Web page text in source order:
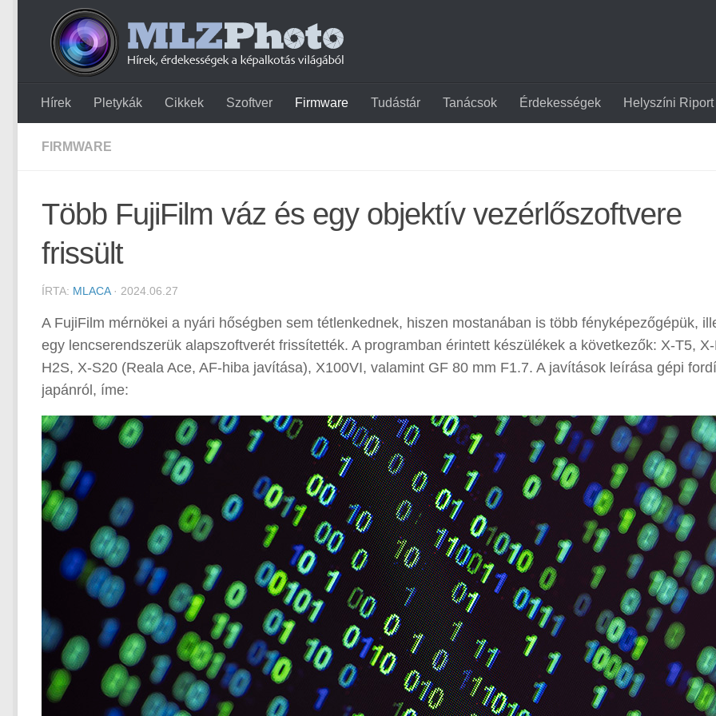
Hírek Pletykák Cikkek Szoftver Firmware Tudástár Tanácsok Érdekességek Helyszíni Riport
FIRMWARE
Több FujiFilm váz és egy objektív vezérlőszoftvere
frissült
ÍRTA: MLACA· 2024.06.27
A FujiFilm mérnökei a nyári hőségben sem tétlenkednek, hiszen mostanában is több fényképezőgépük,
egy lencserendszerük alapszoftverét frissítették. A programban érintett készülékek a következők: X-T5,
H2S, X-S20 (Reala Ace, AF-hiba javítása), X100VI, valamint GF 80 mm F1.7. A javítások leírása gépi
japánról, íme: